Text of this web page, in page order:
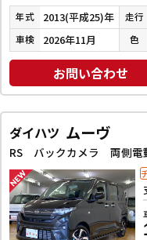
年式 2013(平成25)年 走行
車検 2026年11月 色
お問い合わせ
ダイハツ ムーヴ